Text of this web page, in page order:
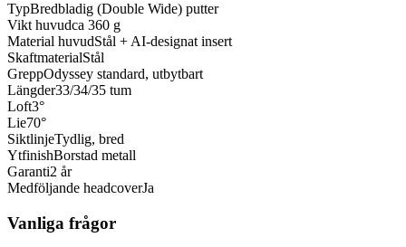
TypBredbladig (Double Wide) putter
Vikt huvudca 360 g
Material huvudStål + AI-designat insert
SkaftmaterialStål
GreppOdyssey standard, utbytbart
Längder33/34/35 tum
Loft3°
Lie70°
SiktlinjeTydlig, bred
YtfinishBorstad metall
Garanti2 år
Medföljande headcoverJa
Vanliga frågor